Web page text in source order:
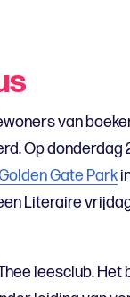
van
Op donderdag
Gate Park
Literaire
leesclub.